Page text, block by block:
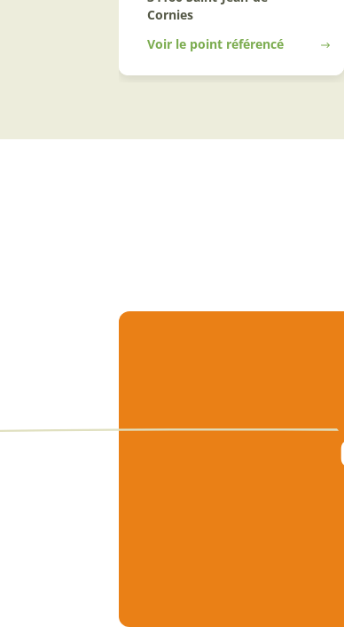
Cornies
Voir le point référencé